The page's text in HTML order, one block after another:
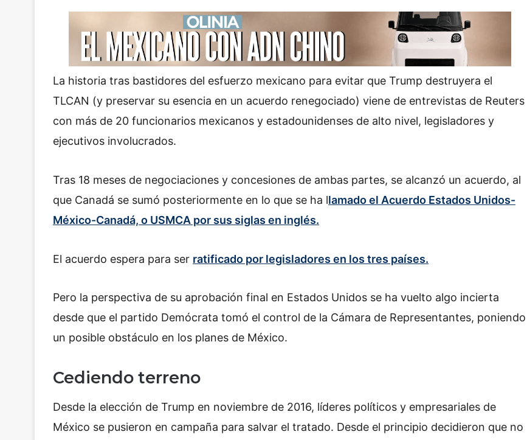
La historia tras bastidores del esfuerzo mexicano para evitar que Trump destruyera el
TLCAN (y preservar su esencia en un acuerdo renegociado) viene de entrevistas de Reuters
con más de 20 funcionarios mexicanos y estadounidenses de alto nivel, legisladores y
ejecutivos involucrados.
Tras 18 meses de negociaciones y concesiones de ambas partes, se alcanzó un acuerdo, al
que Canadá se sumó posteriormente en lo que se ha llamado el Acuerdo Estados Unidos-
México-Canadá, o USMCA por sus siglas en inglés.
El acuerdo espera para ser ratificado por legisladores en los tres países.
Pero la perspectiva de su aprobación final en Estados Unidos se ha vuelto algo incierta
desde que el partido Demócrata tomó el control de la Cámara de Representantes, poniendo
un posible obstáculo en los planes de México.
Cediendo terreno
Desde la elección de Trump en noviembre de 2016, líderes políticos y empresariales de
México se pusieron en campaña para salvar el tratado. Desde el principio decidieron que no